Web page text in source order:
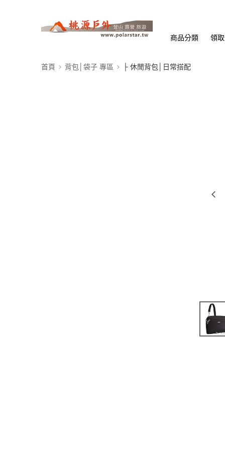
商品分類 領
首頁 背包│袋子 專區 ├ 休閒背包│日常搭配